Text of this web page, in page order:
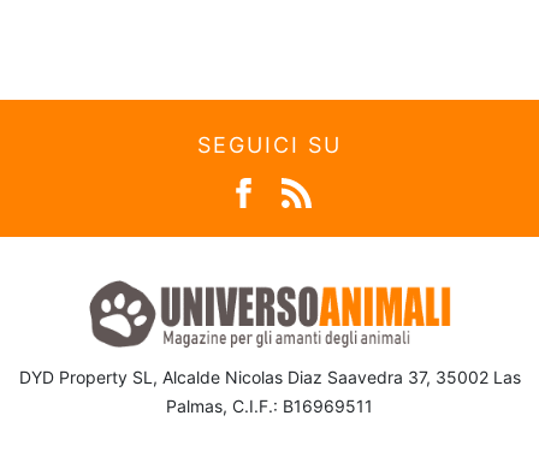
SEGUICI SU
DYD Property SL, Alcalde Nicolas Diaz Saavedra 37, 35002 Las
Palmas, C.I.F.: B16969511